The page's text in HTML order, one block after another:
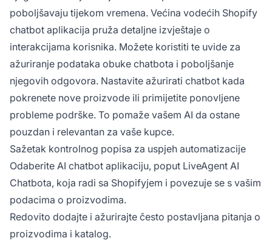
poboljšavaju tijekom vremena. Većina vodećih Shopify
chatbot aplikacija pruža detaljne izvještaje o
interakcijama korisnika. Možete koristiti te uvide za
ažuriranje podataka obuke chatbota i poboljšanje
njegovih odgovora. Nastavite ažurirati chatbot kada
pokrenete nove proizvode ili primijetite ponovljene
probleme podrške. To pomaže vašem AI da ostane
pouzdan i relevantan za vaše kupce.
Sažetak kontrolnog popisa za uspjeh automatizacije
Odaberite AI chatbot aplikaciju, poput LiveAgent AI
Chatbota, koja radi sa Shopifyjem i povezuje se s vašim
podacima o proizvodima.
Redovito dodajte i ažurirajte često postavljana pitanja o
proizvodima i katalog.